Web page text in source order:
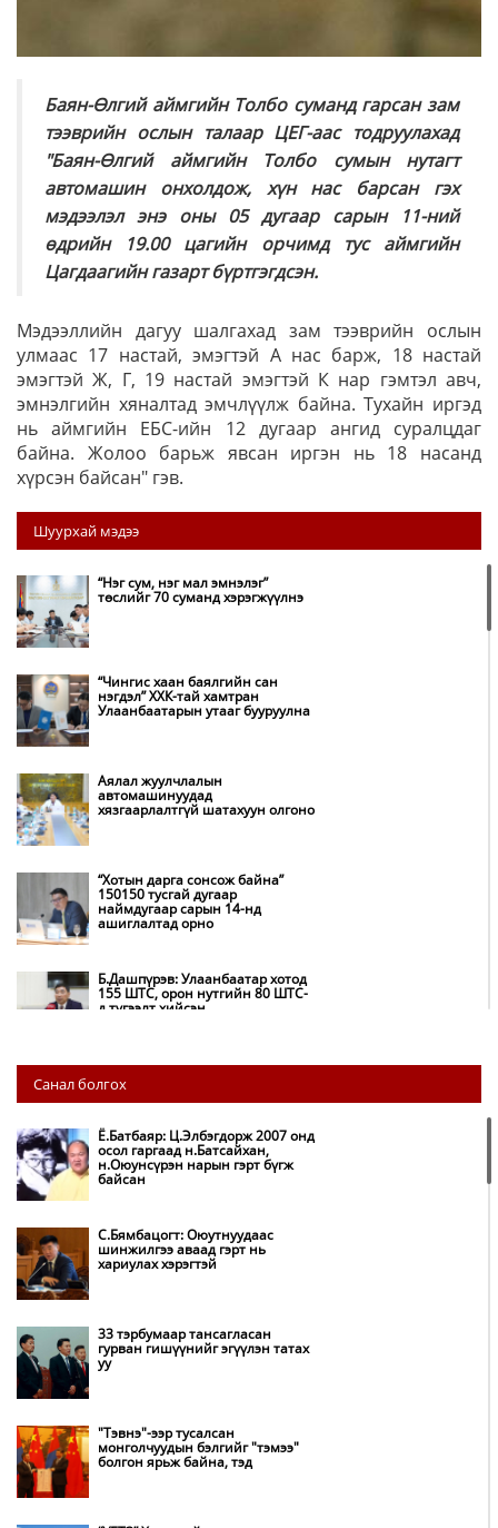
Баян-Өлгий аймгийн Толбо суманд гарсан зам
тээврийн ослын талаар ЦЕГ-аас тодруулахад
"Баян-Өлгий аймгийн Толбо сумын нутагт
автомашин онхолдож, хүн нас барсан гэх
мэдээлэл энэ оны 05 дугаар сарын 11-ний
өдрийн 19.00 цагийн орчимд тус аймгийн
Цагдаагийн газарт бүртгэгдсэн.
Мэдээллийн дагуу шалгахад зам тээврийн ослын
улмаас 17 настай, эмэгтэй А нас барж, 18 настай
эмэгтэй Ж, Г, 19 настай эмэгтэй К нар гэмтэл авч,
эмнэлгийн хяналтад эмчлүүлж байна. Тухайн иргэд
нь аймгийн ЕБС-ийн 12 дугаар ангид суралцдаг
байна. Жолоо барьж явсан иргэн нь 18 насанд
хүрсэн байсан" гэв.
Шуурхай мэдээ
“Нэг сум, нэг мал эмнэлэг”
төслийг 70 суманд хэрэгжүүлнэ
“Чингис хаан баялгийн сан
нэгдэл” ХХК-тай хамтран
Улаанбаатарын утааг бууруулна
Аялал жуулчлалын
автомашинуудад
хязгаарлалтгүй шатахуун олгоно
“Хотын дарга сонсож байна”
150150 тусгай дугаар
наймдугаар сарын 14-нд
ашиглалтад орно
Б.Дашпүрэв: Улаанбаатар хотод
155 ШТС, орон нутгийн 80 ШТС-
д түгээлт хийсэн
НИТХ: Багануур ХК-ийг түшиглэн
нүүрс-пиролизийн үйлдвэр
байгуулж, ирэх оноос хагас кокс
Амаргүй цаг үеийг ирэх
НИТХ-ын төлөөлөгчид COP17
Монгол Улс “COP17”-д “Тал
Нөөцийн махны худалдаа,
Санал болгох
Ё.Батбаяр: Ц.Элбэгдорж 2007 онд
осол гаргаад н.Батсайхан,
н.Оюунсүрэн нарын гэрт бүгж
байсан
С.Бямбацогт: Оюутнуудаас
шинжилгээ аваад гэрт нь
хариулах хэрэгтэй
33 тэрбумаар тансагласан
гурван гишүүнийг эгүүлэн татах
уу
"Тэвнэ"-ээр тусалсан
монголчуудын бэлгийг "тэмээ"
болгон ярьж байна, тэд